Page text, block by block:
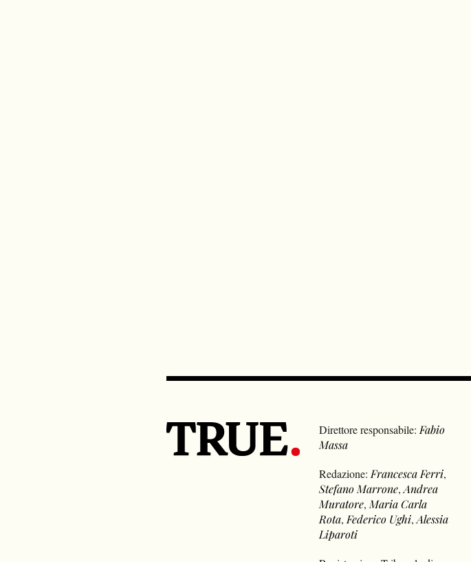
Direttore responsabile: Fabio
Massa
Redazione: Francesca Ferri,
Stefano Marrone,Andrea
Muratore, Maria Carla
Rota, Federico Ughi,Alessia
Liparoti